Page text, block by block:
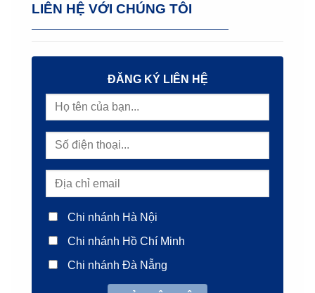
LIÊN HỆ VỚI CHÚNG TÔI
ĐĂNG KÝ LIÊN HỆ
Chi nhánh Hà Nội
Chi nhánh Hồ Chí Minh
Chi nhánh Đà Nẵng